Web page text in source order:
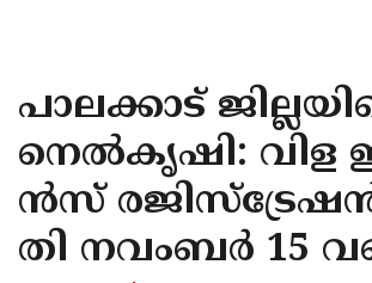
KANNUR
KASARAGOD
പാലക്കാട്
നെൽകൃഷി:
ൻസ്
തി നവംബർ 15